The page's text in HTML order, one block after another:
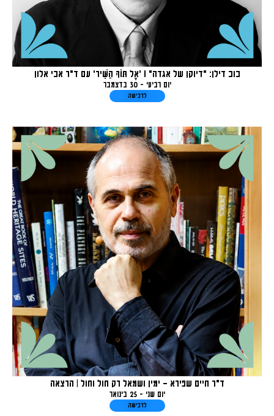
בוב דילן: "דיוקן של אגדה" I 'אֶל תּוֹךְ הַשִּׁיר' עם ד"ר אבי אלון
יום רביעי - 30 בדצמבר
לרכישה
ד"ר חיים שפירא – ימין ושמאל רק חול וחול | הרצאה
יום שני - 25 בינואר
לרכישה